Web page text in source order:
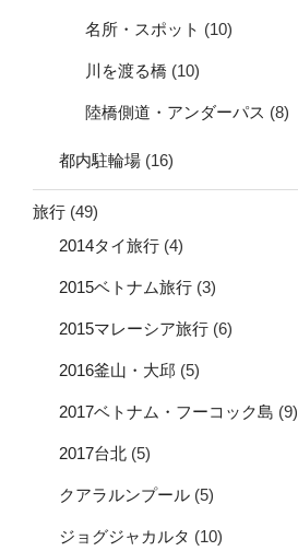
名所・スポット (10)
川を渡る橋 (10)
陸橋側道・アンダーパス (8)
都内駐輪場 (16)
旅行 (49)
2014タイ旅行 (4)
2015ベトナム旅行 (3)
2015マレーシア旅行 (6)
2016釜山・大邱 (5)
2017ベトナム・フーコック島 (9)
2017台北 (5)
クアラルンプール (5)
ジョグジャカルタ (10)